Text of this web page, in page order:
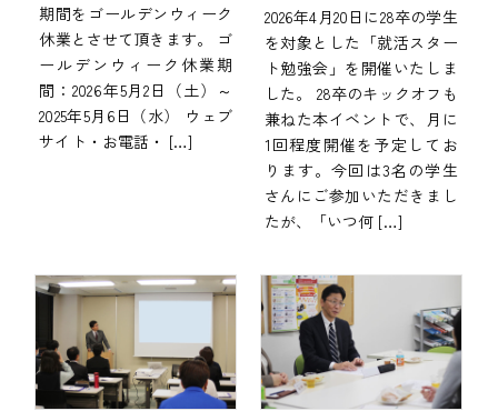
期間をゴールデンウィーク
休業とさせて頂きます。 ゴ
ールデンウィーク休業期
間：2026年5月2日（土）～
2025年5月6日（水） ウェブ
サイト・お電話・ […]
2026年4月20日に28卒の学生
を対象とした「就活スター
ト勉強会」を開催いたしま
した。 28卒のキックオフも
兼ねた本イベントで、月に
1回程度開催を予定してお
ります。今回は3名の学生
さんにご参加いただきまし
たが、「いつ何 […]